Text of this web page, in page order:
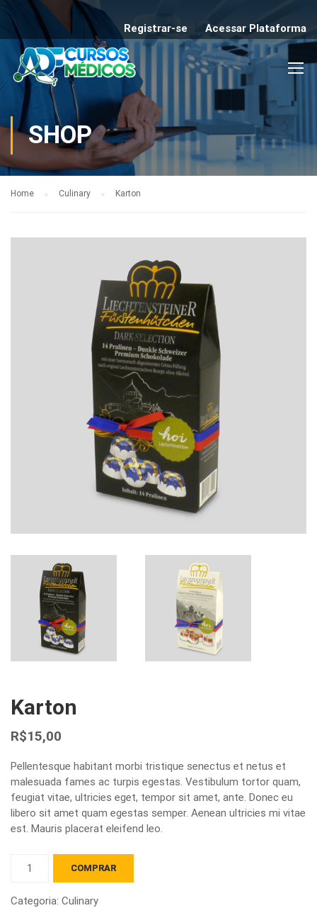
Registrar-se Acessar Plataforma
SHOP
Home Culinary Karton
Karton
R$15,00
Pellentesque habitant morbi tristique senectus et netus et
malesuada fames ac turpis egestas. Vestibulum tortor quam,
feugiat vitae, ultricies eget, tempor sit amet, ante. Donec eu
libero sit amet quam egestas semper. Aenean ultricies mi vitae
est. Mauris placerat eleifend leo.
Karton
COMPRAR
Categoria: Culinary